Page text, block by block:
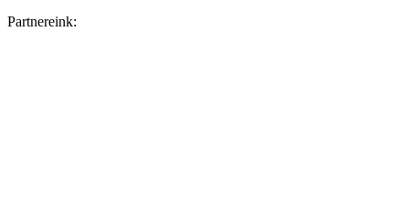
Partnereink: